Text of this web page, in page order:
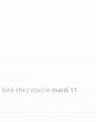
chez vous le mardi 11